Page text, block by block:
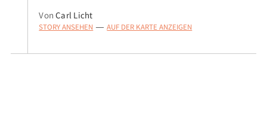
VonCarl Licht
STORY ANSEHEN — AUF DER KARTE ANZEIGEN